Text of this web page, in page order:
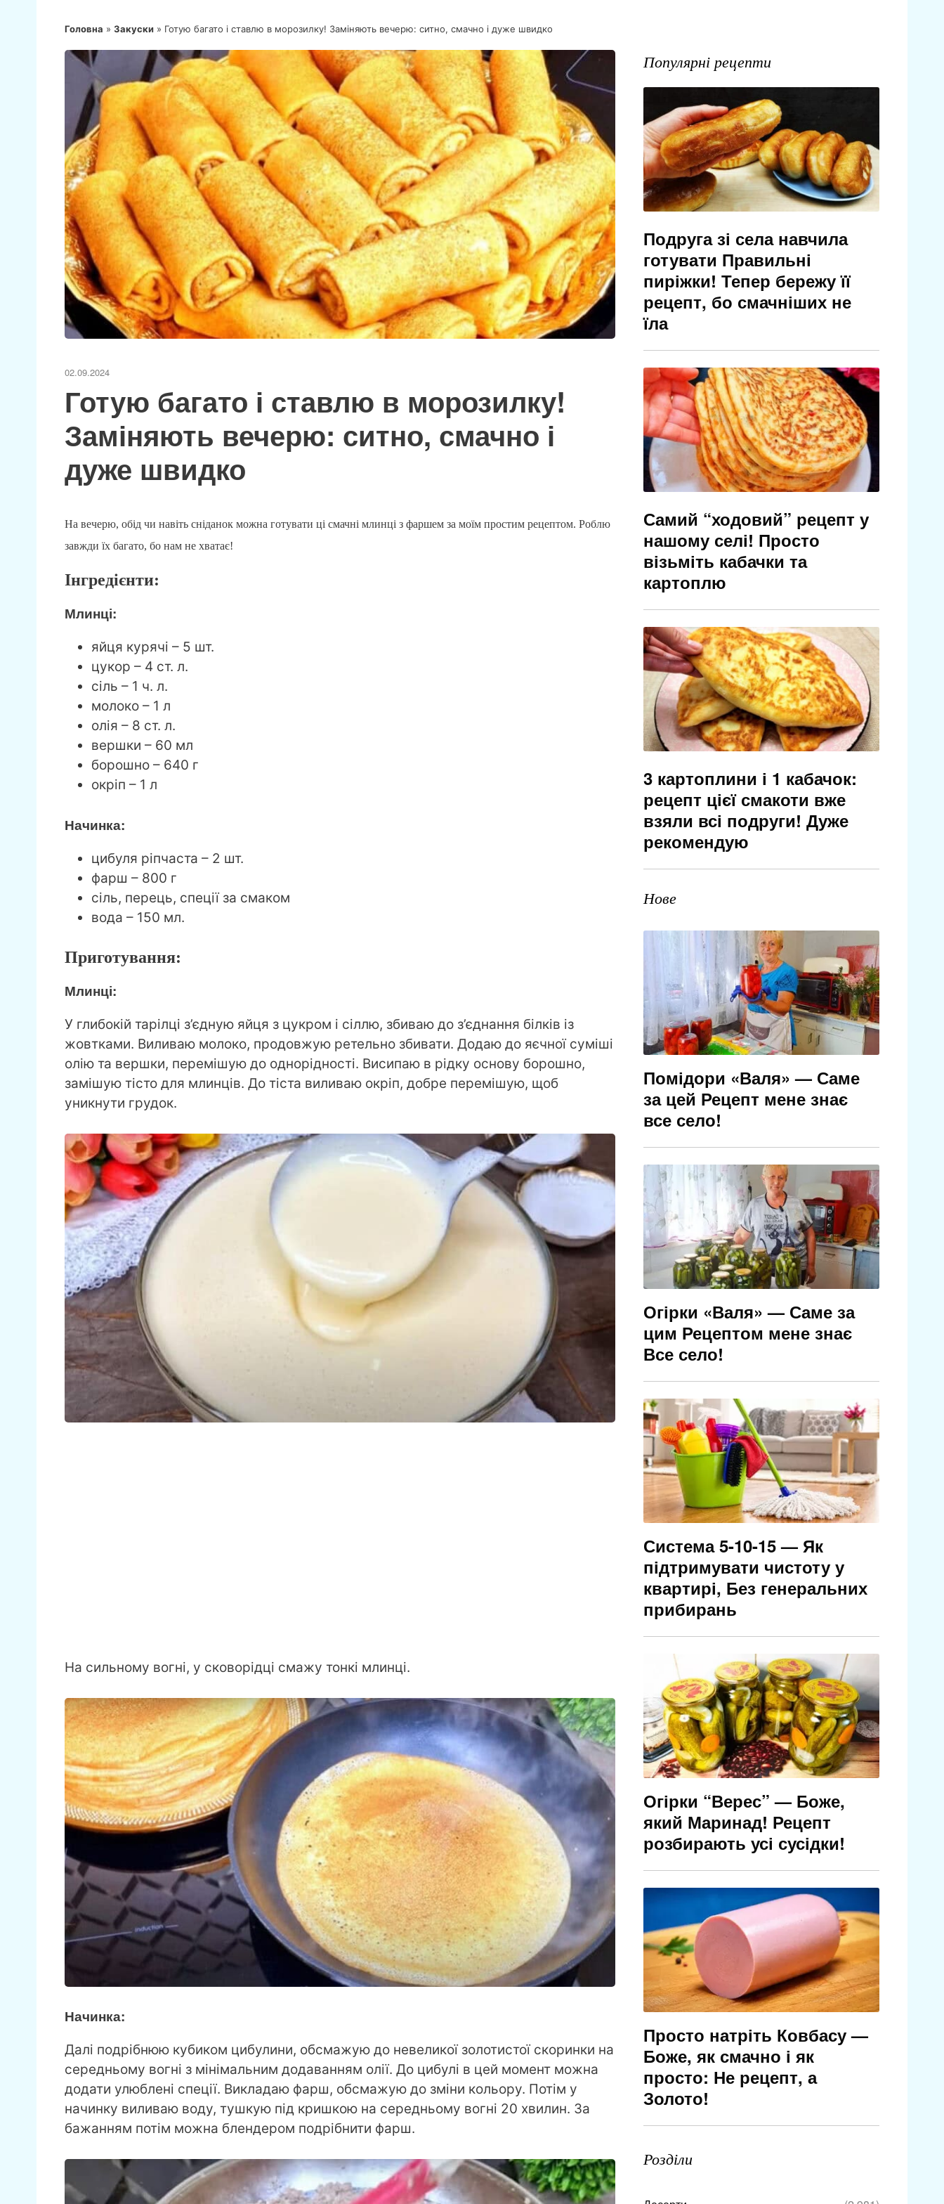
Головна » Закуски » Готую багато і ставлю в морозилку! Заміняють вечерю: ситно, смачно і дуже швидко
02.09.2024
Готую багато і ставлю в морозилку!
Заміняють вечерю: ситно, смачно і
дуже швидко
На вечерю, обід чи навіть сніданок можна готувати ці смачні млинці з фаршем за моїм простим рецептом. Роблю
завжди їх багато, бо нам не хватає!
Інгредієнти:
Млинці:
яйця курячі – 5 шт.
цукор – 4 ст. л.
сіль – 1 ч. л.
молоко – 1 л
олія – 8 ст. л.
вершки – 60 мл
борошно – 640 г
окріп – 1 л
Начинка:
цибуля ріпчаста – 2 шт.
фарш – 800 г
сіль, перець, спеції за смаком
вода – 150 мл.
Приготування:
Млинці:
У глибокій тарілці з’єдную яйця з цукром і сіллю, збиваю до з’єднання білків із
жовтками. Виливаю молоко, продовжую ретельно збивати. Додаю до яєчної суміші
олію та вершки, перемішую до однорідності. Висипаю в рідку основу борошно,
замішую тісто для млинців. До тіста виливаю окріп, добре перемішую, щоб
уникнути грудок.
На сильному вогні, у сковорідці смажу тонкі млинці.
Начинка:
Далі подрібнюю кубиком цибулини, обсмажую до невеликої золотистої скоринки на
середньому вогні з мінімальним додаванням олії. До цибулі в цей момент можна
додати улюблені спеції. Викладаю фарш, обсмажую до зміни кольору. Потім у
начинку виливаю воду, тушкую під кришкою на середньому вогні 20 хвилин. За
бажанням потім можна блендером подрібнити фарш.
Популярні рецепти
Подруга зі села навчила
готувати Правильні
пиріжки! Тепер бережу її
рецепт, бо смачніших не
їла
Самий “ходовий” рецепт у
нашому селі! Просто
візьміть кабачки та
картоплю
3 картоплини і 1 кабачок:
рецепт цієї смакоти вже
взяли всі подруги! Дуже
рекомендую
Нове
Помідори «Валя» — Саме
за цей Рецепт мене знає
все село!
Огірки «Валя» — Саме за
цим Рецептом мене знає
Все село!
Система 5-10-15 — Як
підтримувати чистоту у
квартирі, Без генеральних
прибирань
Огірки “Верес” — Боже,
який Маринад! Рецепт
розбирають усі сусідки!
Просто натріть Ковбасу —
Боже, як смачно і як
просто: Не рецепт, а
Золото!
Розділи